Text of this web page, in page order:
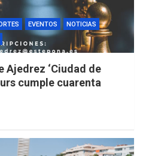
EVENTOS
NOTICIAS
Ajedrez ‘Ciudad de
cumple cuarenta